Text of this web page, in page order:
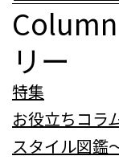
リー
特集
お役立ちコラ
スタイル図鑑